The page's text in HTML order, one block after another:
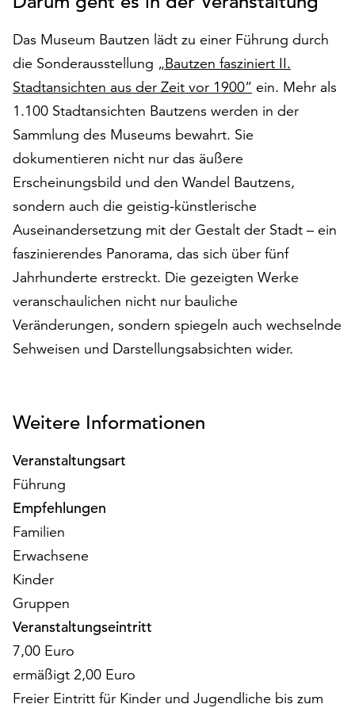
„Alle
akzeptieren“,
um
alle
Cookies
zu
akzeptieren.
Sie
können
Einverständnis
jederzeit
ändern
und
Dafür
steht
Ihnen
Seite
Schaltfläche
Einstellungen“
zur
Verfügung.
Funktionale
Cookies
werden
auch
ohne
Ihr
Einverständnis
weiterhin
ausgeführt.
Das Museum Bautzen lädt zu einer Führung durch
die Sonderausstellung „Bautzen fasziniert II.
Stadtansichten aus der Zeit vor 1900“ ein. Mehr als
1.100 Stadtansichten Bautzens werden in der
Sammlung des Museums bewahrt. Sie
dokumentieren nicht nur das äußere
Erscheinungsbild und den Wandel Bautzens,
sondern auch die geistig-künstlerische
Auseinandersetzung mit der Gestalt der Stadt – ein
faszinierendes Panorama, das sich über fünf
Jahrhunderte erstreckt. Die gezeigten Werke
veranschaulichen nicht nur bauliche
Veränderungen, sondern spiegeln auch wechselnde
Sehweisen und Darstellungsabsichten wider.
Weitere Informationen
Veranstaltungsart
Führung
Empfehlungen
Familien
Erwachsene
Kinder
Gruppen
Veranstaltungseintritt
7,00 Euro
ermäßigt 2,00 Euro
Freier Eintritt für Kinder und Jugendliche bis zum